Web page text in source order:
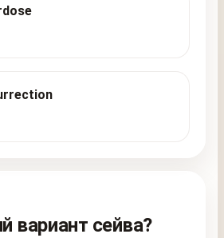
вариант сейва?